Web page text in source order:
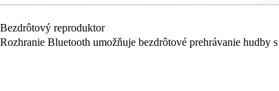
Bezdrôtový reproduktor
Rozhranie Bluetooth umožňuje bezdrôtové prehrávanie hudby